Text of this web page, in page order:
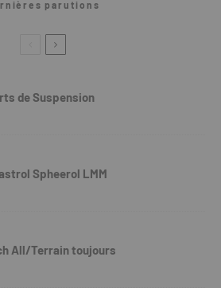
parutions
de Suspension
Spheerol LMM
All/Terrain toujours